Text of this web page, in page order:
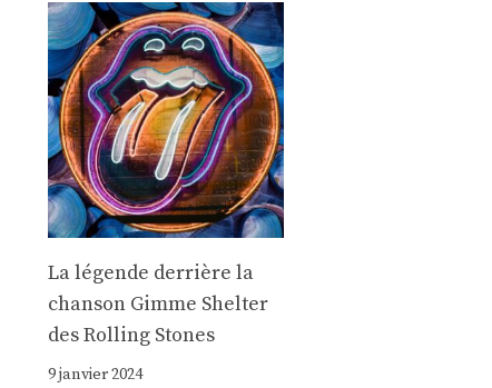
La légende derrière la
chanson Gimme Shelter
des Rolling Stones
9 janvier 2024